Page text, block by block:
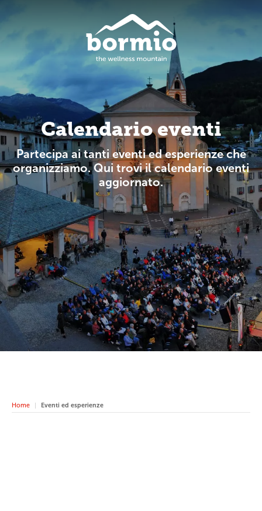
Calendario eventi
Partecipa ai tanti eventi ed esperienze che
organizziamo. Qui trovi il calendario eventi
aggiornato.
Home Eventi ed esperienze